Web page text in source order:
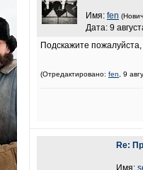
Имя: fen
Дата: 9
Подскажите
(Отредактировано: fen , 9
Re:
Имя: